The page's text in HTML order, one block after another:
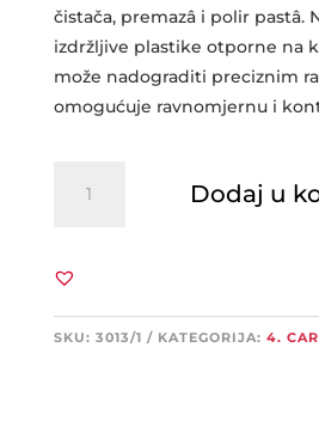
čistača, premazâ i polir pastâ.
izdržljive plastike otporne na
može nadograditi preciznim
omogućuje ravnomjernu i
Working
logotipom
500ml
količina
Dodaj u
SKU: 3013/1 KATEGORIJA: 4.